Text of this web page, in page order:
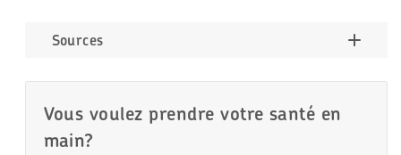
Sources
Vous voulez prendre votre santé en
main?